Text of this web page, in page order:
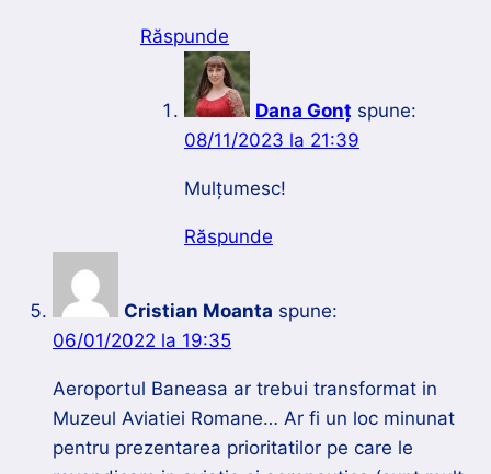
Răspunde
Dana Gonț spune:
08/11/2023 la 21:39
Mulțumesc!
Răspunde
Cristian Moanta spune:
06/01/2022 la 19:35
Aeroportul Baneasa ar trebui transformat in
Muzeul Aviatiei Romane… Ar fi un loc minunat
pentru prezentarea prioritatilor pe care le